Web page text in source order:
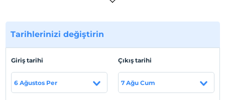
saç kurutma makinesi, havlu seti, çay kahve seti gibi
olanaklar mevcuttur.
Tesis lokasyon bilgileri
Kaş Merkez'e 5 km, Dalaman Havalimanı'na 149 km
Sahil
Tarihlerinizi değiştirin
Giriş tarihi
6 Ağustos Per
Çıkış tarihi
7 Ağu Cum